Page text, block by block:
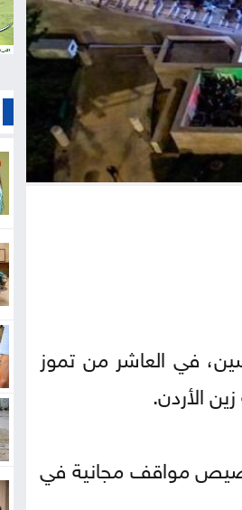
في العاشر من تموز
مواقف مجانية في